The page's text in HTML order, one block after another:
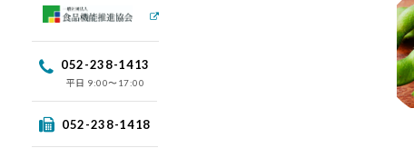
052-238-1413
平日 9:00〜17:00
052-238-1418